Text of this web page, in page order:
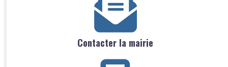
Contacter la mairie